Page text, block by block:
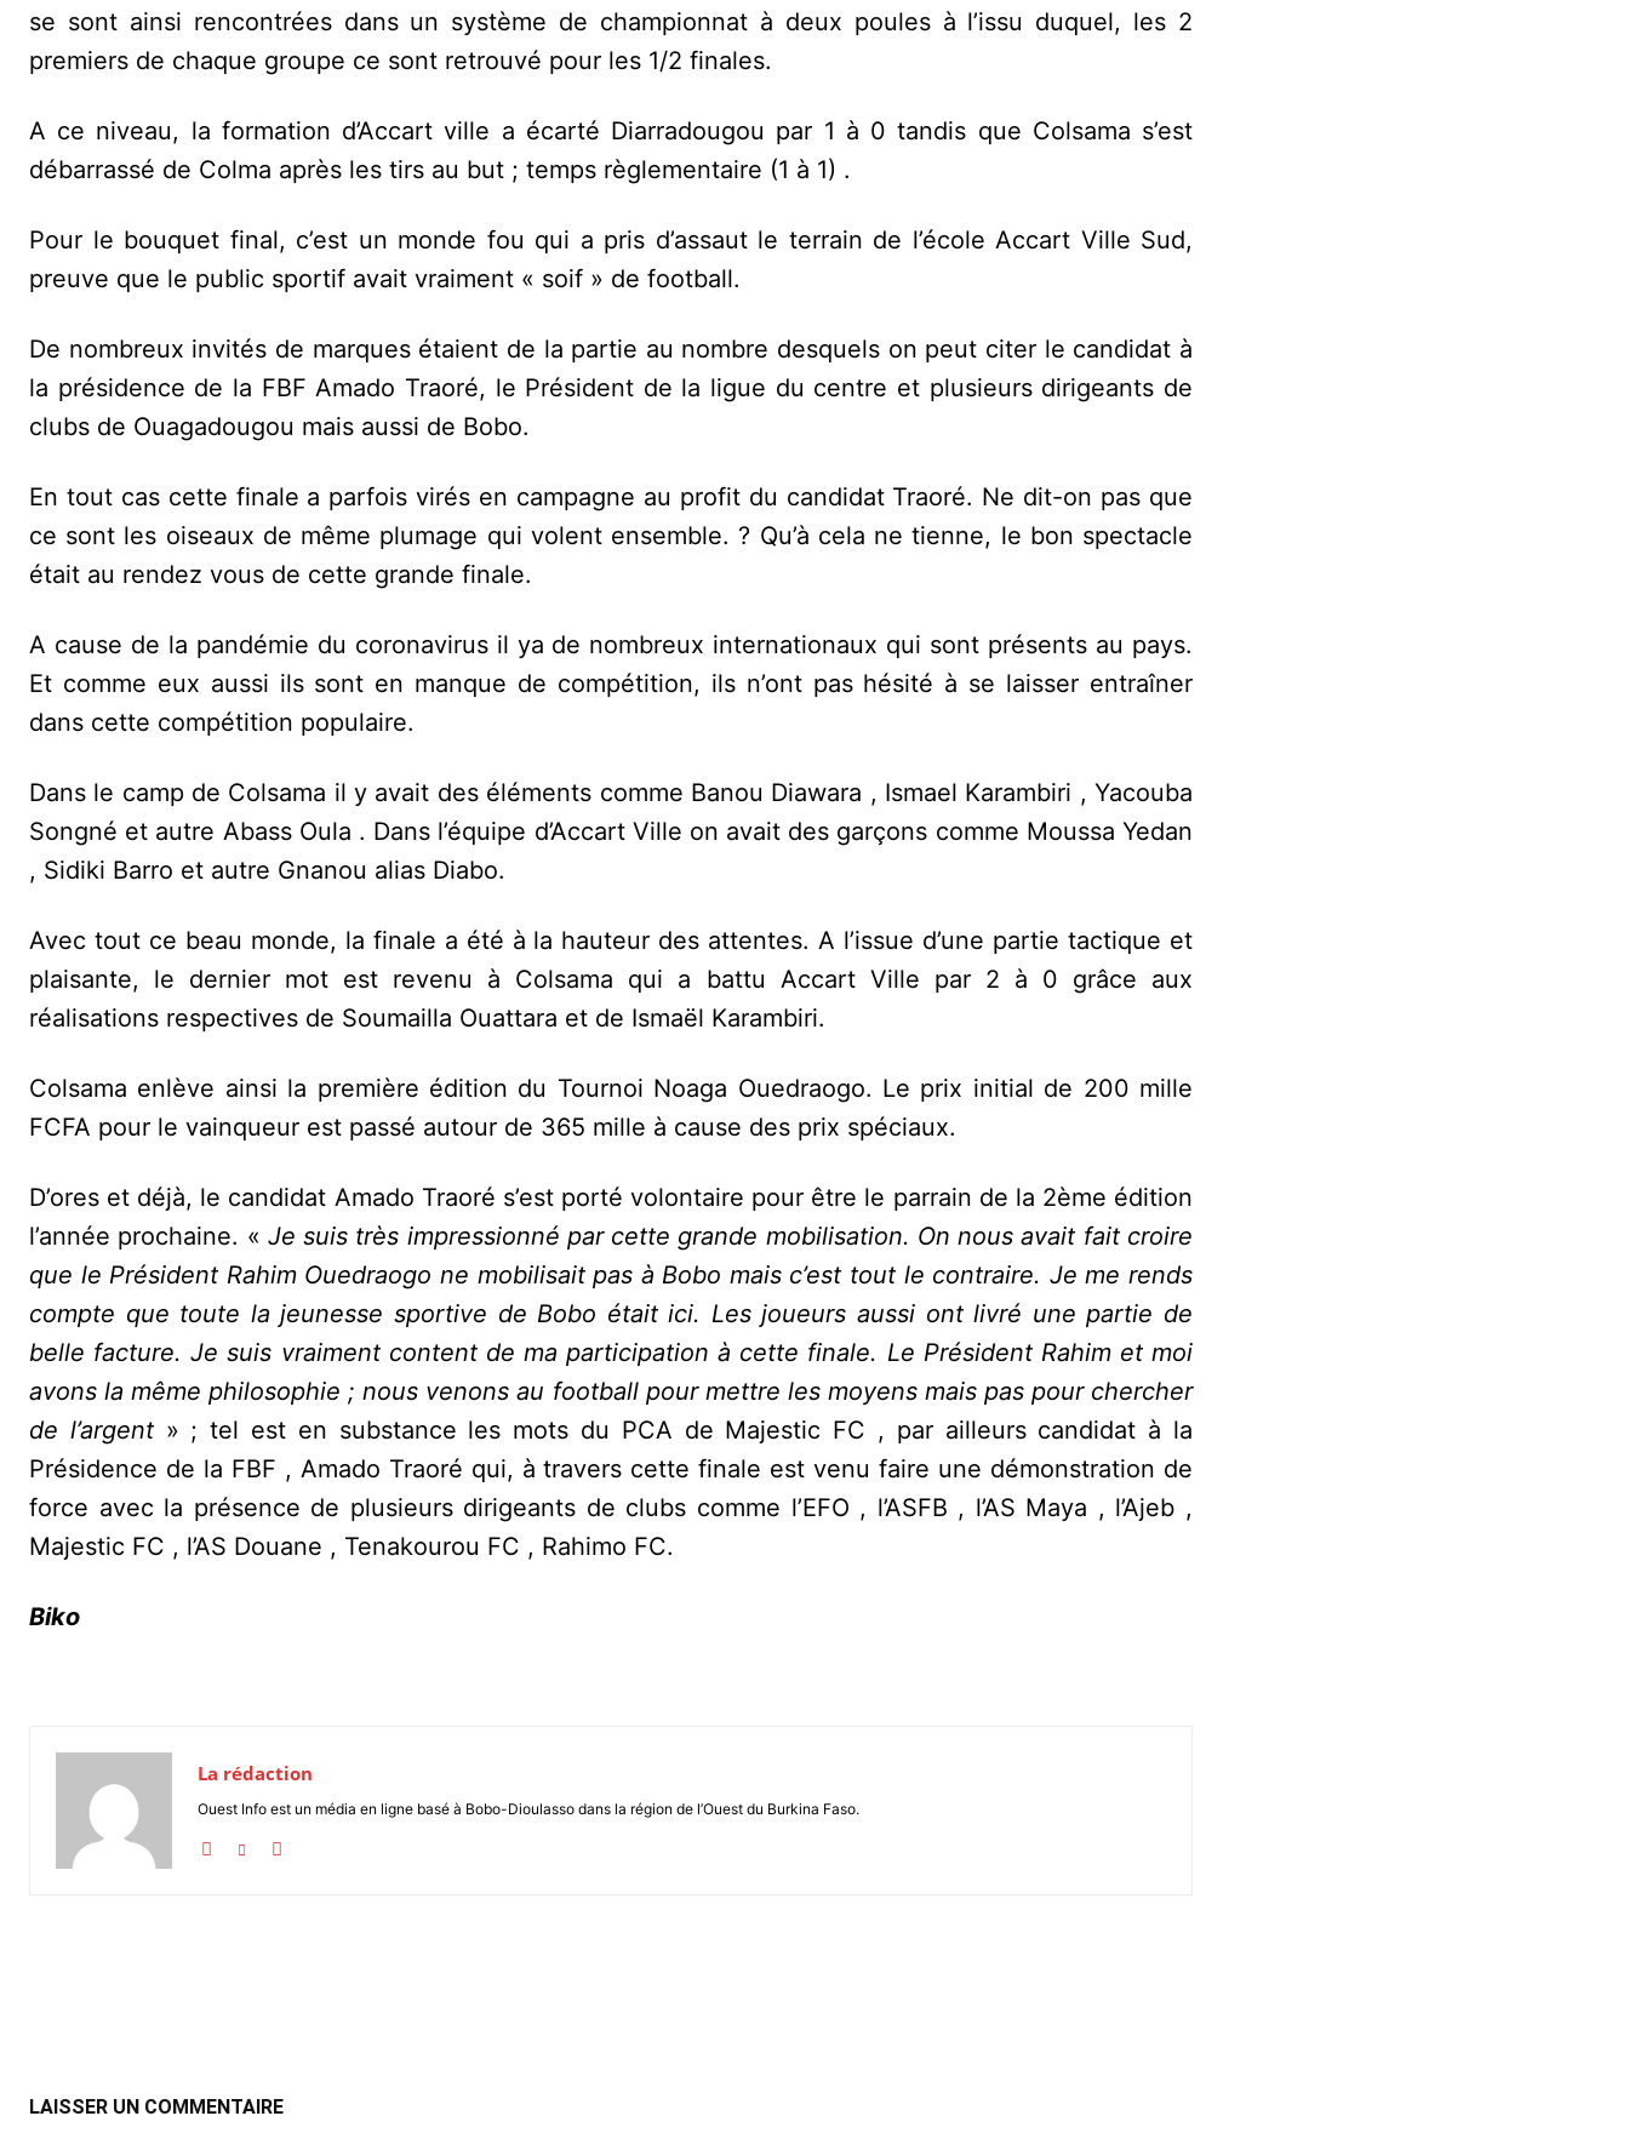
se sont ainsi rencontrées dans un système de championnat à deux poules à l’issu duquel, les 2
premiers de chaque groupe ce sont retrouvé pour les 1/2 finales.
A ce niveau, la formation d’Accart ville a écarté Diarradougou par 1 à 0 tandis que Colsama s’est
débarrassé de Colma après les tirs au but ; temps règlementaire (1 à 1) .
Pour le bouquet final, c’est un monde fou qui a pris d’assaut le terrain de l’école Accart Ville Sud,
preuve que le public sportif avait vraiment « soif » de football.
De nombreux invités de marques étaient de la partie au nombre desquels on peut citer le candidat à
la présidence de la FBF Amado Traoré, le Président de la ligue du centre et plusieurs dirigeants de
clubs de Ouagadougou mais aussi de Bobo.
En tout cas cette finale a parfois virés en campagne au profit du candidat Traoré. Ne dit-on pas que
ce sont les oiseaux de même plumage qui volent ensemble. ? Qu’à cela ne tienne, le bon spectacle
était au rendez vous de cette grande finale.
A cause de la pandémie du coronavirus il ya de nombreux internationaux qui sont présents au pays.
Et comme eux aussi ils sont en manque de compétition, ils n’ont pas hésité à se laisser entraîner
dans cette compétition populaire.
Dans le camp de Colsama il y avait des éléments comme Banou Diawara , Ismael Karambiri , Yacouba
Songné et autre Abass Oula . Dans l’équipe d’Accart Ville on avait des garçons comme Moussa Yedan
, Sidiki Barro et autre Gnanou alias Diabo.
Avec tout ce beau monde, la finale a été à la hauteur des attentes. A l’issue d’une partie tactique et
plaisante, le dernier mot est revenu à Colsama qui a battu Accart Ville par 2 à 0 grâce aux
réalisations respectives de Soumailla Ouattara et de Ismaël Karambiri.
Colsama enlève ainsi la première édition du Tournoi Noaga Ouedraogo. Le prix initial de 200 mille
FCFA pour le vainqueur est passé autour de 365 mille à cause des prix spéciaux.
D’ores et déjà, le candidat Amado Traoré s’est porté volontaire pour être le parrain de la 2ème édition
l’année prochaine. « Je suis très impressionné par cette grande mobilisation. On nous avait fait croire
que le Président Rahim Ouedraogo ne mobilisait pas à Bobo mais c’est tout le contraire. Je me rends
compte que toute la jeunesse sportive de Bobo était ici. Les joueurs aussi ont livré une partie de
belle facture. Je suis vraiment content de ma participation à cette finale. Le Président Rahim et moi
avons la même philosophie ; nous venons au football pour mettre les moyens mais pas pour chercher
de l’argent» ; tel est en substance les mots du PCA de Majestic FC , par ailleurs candidat à la
Présidence de la FBF , Amado Traoré qui, à travers cette finale est venu faire une démonstration de
force avec la présence de plusieurs dirigeants de clubs comme l’EFO , l’ASFB , l’AS Maya , l’Ajeb ,
Majestic FC , l’AS Douane , Tenakourou FC , Rahimo FC.
Biko
La rédaction
Ouest Info est un média en ligne basé à Bobo-Dioulasso dans la région de l’Ouest du Burkina Faso.
LAISSER UN COMMENTAIRE